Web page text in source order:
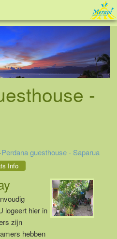
Tel: 088 - 81 11 999
-
Perdana guesthouse - Saparua
Info
logeert hier in
zijn
hebben